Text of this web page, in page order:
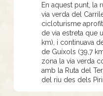
En aquest punt, la
via verda del
cicloturisme
de via estreta que
km), i continuava
de Guíxols (39,7
zona la via verda
amb la Ruta del
del riu des dels